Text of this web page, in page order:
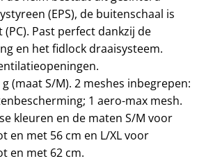
(EPS), de buitenschaal is
Past perfect dankzij de
en het fidlock draaisysteem.
(maat S/M). 2 meshes inbegrepen:
1 aero-max mesh.
kleuren en de maten S/M voor
en met 56 cm en L/XL voor
en met 62 cm.